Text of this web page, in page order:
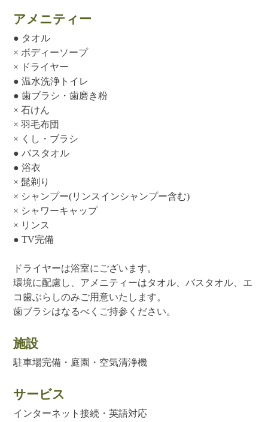
アメニティー
● タオル
× ボディーソープ
× ドライヤー
● 温水洗浄トイレ
● 歯ブラシ・歯磨き粉
× 石けん
× 羽毛布団
× くし・ブラシ
● バスタオル
● 浴衣
× 髭剃り
× シャンプー(リンスインシャンプー含む)
× シャワーキャップ
× リンス
● TV完備
ドライヤーは浴室にございます。
環境に配慮し、アメニティーはタオル、バスタオル、エ
コ歯ぶらしのみご用意いたします。
歯ブラシはなるべくご持参ください。
施設
駐車場完備・庭園・空気清浄機
サービス
インターネット接続・英語対応